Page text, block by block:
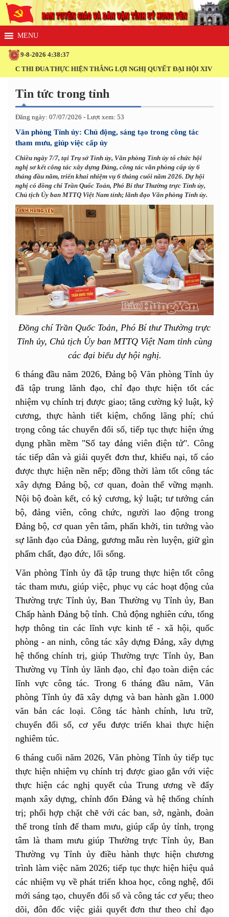
9-8-2026 4:38:38
ĐUA THỰC HIỆN THẮNG LỢI NGHỊ QUYẾT ĐẠI HỘI XIV CỦA ĐẢNG!
Tin tức trong tỉnh
Đăng ngày: 07/07/2026 - Lượt xem: 53
Văn phòng Tỉnh ủy: Chủ động, sáng tạo trong công tác
tham mưu, giúp việc cấp ủy
Chiều ngày 7/7, tại Trụ sở Tỉnh ủy, Văn phòng Tỉnh ủy tổ chức hội
nghị sơ kết công tác xây dựng Đảng, công tác văn phòng cấp ủy 6
tháng đầu năm, triển khai nhiệm vụ 6 tháng cuối năm 2026. Dự hội
nghị có đồng chí Trần Quốc Toản, Phó Bí thư Thường trực Tỉnh ủy,
Chủ tịch Ủy ban MTTQ Việt Nam tỉnh; lãnh đạo Văn phòng Tỉnh ủy.
Đồng chí Trần Quốc Toản, Phó Bí thư Thường trực
Tỉnh ủy, Chủ tịch Ủy ban MTTQ Việt Nam tỉnh cùng
các đại biểu dự hội nghị.
6 tháng đầu năm 2026, Đảng bộ Văn phòng Tỉnh ủy
đã tập trung lãnh đạo, chỉ đạo thực hiện tốt các
nhiệm vụ chính trị được giao; tăng cường kỷ luật, kỷ
cương, thực hành tiết kiệm, chống lãng phí; chú
trọng công tác chuyển đổi số, tiếp tục thực hiện ứng
dụng phần mềm "Sổ tay đảng viên điện tử". Công
tác tiếp dân và giải quyết đơn thư, khiếu nại, tố cáo
được thực hiện nền nếp; đồng thời làm tốt công tác
xây dựng Đảng bộ, cơ quan, đoàn thể vững mạnh.
Nội bộ đoàn kết, có kỷ cương, kỷ luật; tư tưởng cán
bộ, đảng viên, công chức, người lao động trong
Đảng bộ, cơ quan yên tâm, phấn khởi, tin tưởng vào
sự lãnh đạo của Đảng, gương mẫu rèn luyện, giữ gìn
phẩm chất, đạo đức, lối sống.
Văn phòng Tỉnh ủy đã tập trung thực hiện tốt công
tác tham mưu, giúp việc, phục vụ các hoạt động của
Thường trực Tỉnh ủy, Ban Thường vụ Tỉnh ủy, Ban
Chấp hành Đảng bộ tỉnh. Chủ động nghiên cứu, tổng
hợp thông tin các lĩnh vực kinh tế - xã hội, quốc
phòng - an ninh, công tác xây dựng Đảng, xây dựng
hệ thống chính trị, giúp Thường trực Tỉnh ủy, Ban
Thường vụ Tỉnh ủy lãnh đạo, chỉ đạo toàn diện các
lĩnh vực công tác. Trong 6 tháng đầu năm, Văn
phòng Tỉnh ủy đã xây dựng và ban hành gần 1.000
văn bản các loại. Công tác hành chính, lưu trữ,
chuyển đổi số, cơ yếu được triển khai thực hiện
nghiêm túc.
6 tháng cuối năm 2026, Văn phòng Tỉnh ủy tiếp tục
thực hiện nhiệm vụ chính trị được giao gắn với việc
thực hiện các nghị quyết của Trung ương về đẩy
mạnh xây dựng, chỉnh đốn Đảng và hệ thống chính
trị; phối hợp chặt chẽ với các ban, sở, ngành, đoàn
thể trong tỉnh để tham mưu, giúp cấp ủy tỉnh, trọng
tâm là tham mưu giúp Thường trực Tỉnh ủy, Ban
Thường vụ Tỉnh ủy điều hành thực hiện chương
trình làm việc năm 2026; tiếp tục thực hiện hiệu quả
các nhiệm vụ về phát triển khoa học, công nghệ, đổi
mới sáng tạo, chuyển đổi số và công tác cơ yếu; theo
dõi, đôn đốc việc giải quyết đơn thư theo chỉ đạo